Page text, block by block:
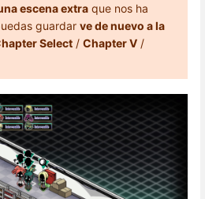
escena extra que nos ha
guardar ve de nuevo a la
Select / Chapter V /